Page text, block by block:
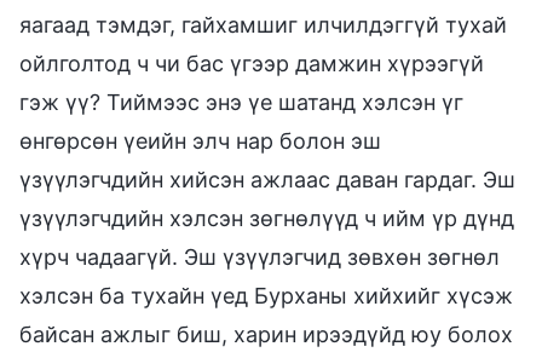
яагаад тэмдэг, гайхамшиг илчилдэггүй тухай
ойлголтод ч чи бас үгээр дамжин хүрээгүй
гэж үү? Тиймээс энэ үе шатанд хэлсэн үг
өнгөрсөн үеийн элч нар болон эш
үзүүлэгчдийн хийсэн ажлаас даван гардаг. Эш
үзүүлэгчдийн хэлсэн зөгнөлүүд ч ийм үр дүнд
хүрч чадаагүй. Эш үзүүлэгчид зөвхөн зөгнөл
хэлсэн ба тухайн үед Бурханы хийхийг хүсэж
байсан ажлыг биш, харин ирээдүйд юу болох